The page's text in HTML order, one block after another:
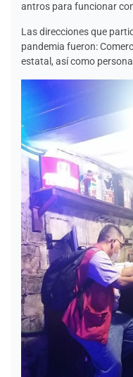
antros para funcionar
Las direcciones que
pandemia fueron:
estatal, así como